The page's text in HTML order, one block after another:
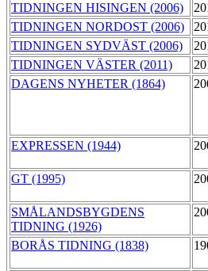
TIDNINGEN HISINGEN (2006)
TIDNINGEN NORDOST (2006)
TIDNINGEN SYDVÄST (2006)
TIDNINGEN VÄSTER (2011)
DAGENS NYHETER (1864)
EXPRESSEN (1944)
GT (1995)
SMÅLANDSBYGDENS
TIDNING (1926)
BORÅS TIDNING (1838)